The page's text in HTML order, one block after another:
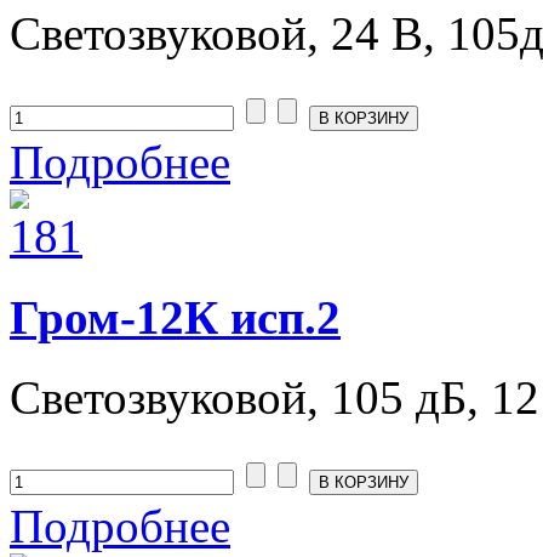
Светозвуковой, 24 В,
Подробнее
Гром-12К исп.2
Светозвуковой, 105 дБ,
Подробнее